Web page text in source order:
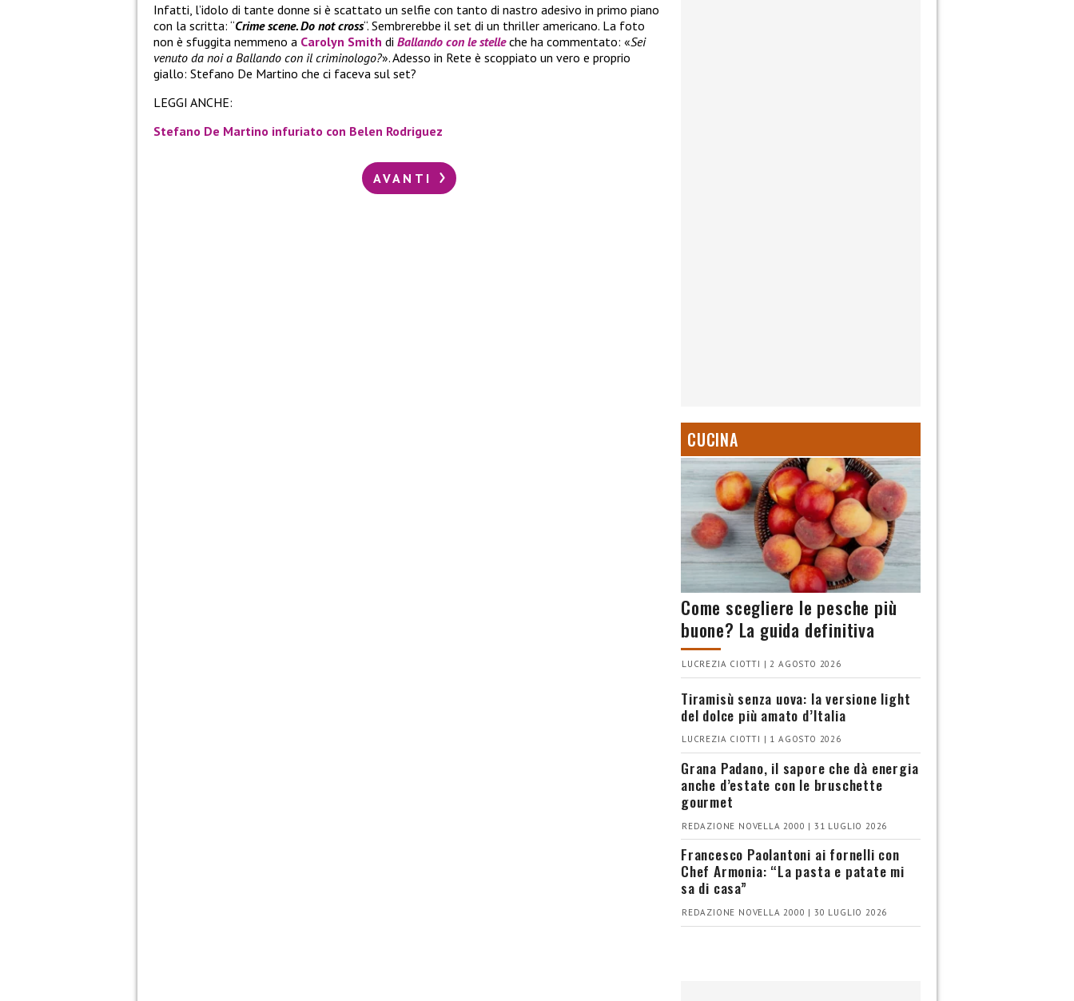
Infatti, l’idolo di tante donne si è scattato un selfie con tanto di nastro adesivo in primo piano
con la scritta: “Crime scene. Do not cross“. Sembrerebbe il set di un thriller americano. La foto
non è sfuggita nemmeno a Carolyn Smith di Ballando con le stelle che ha commentato: «Sei
venuto da noi a Ballando con il criminologo?». Adesso in Rete è scoppiato un vero e proprio
giallo: Stefano De Martino che ci faceva sul set?
LEGGI ANCHE:
Stefano De Martino infuriato con Belen Rodriguez
AVANTI
CUCINA
Come scegliere le pesche più
buone? La guida definitiva
LUCREZIA CIOTTI | 2 AGOSTO 2026
Tiramisù senza uova: la versione light
del dolce più amato d’Italia
LUCREZIA CIOTTI | 1 AGOSTO 2026
Grana Padano, il sapore che dà energia
anche d’estate con le bruschette
gourmet
REDAZIONE NOVELLA 2000 | 31 LUGLIO 2026
Francesco Paolantoni ai fornelli con
Chef Armonia: “La pasta e patate mi
sa di casa”
REDAZIONE NOVELLA 2000 | 30 LUGLIO 2026